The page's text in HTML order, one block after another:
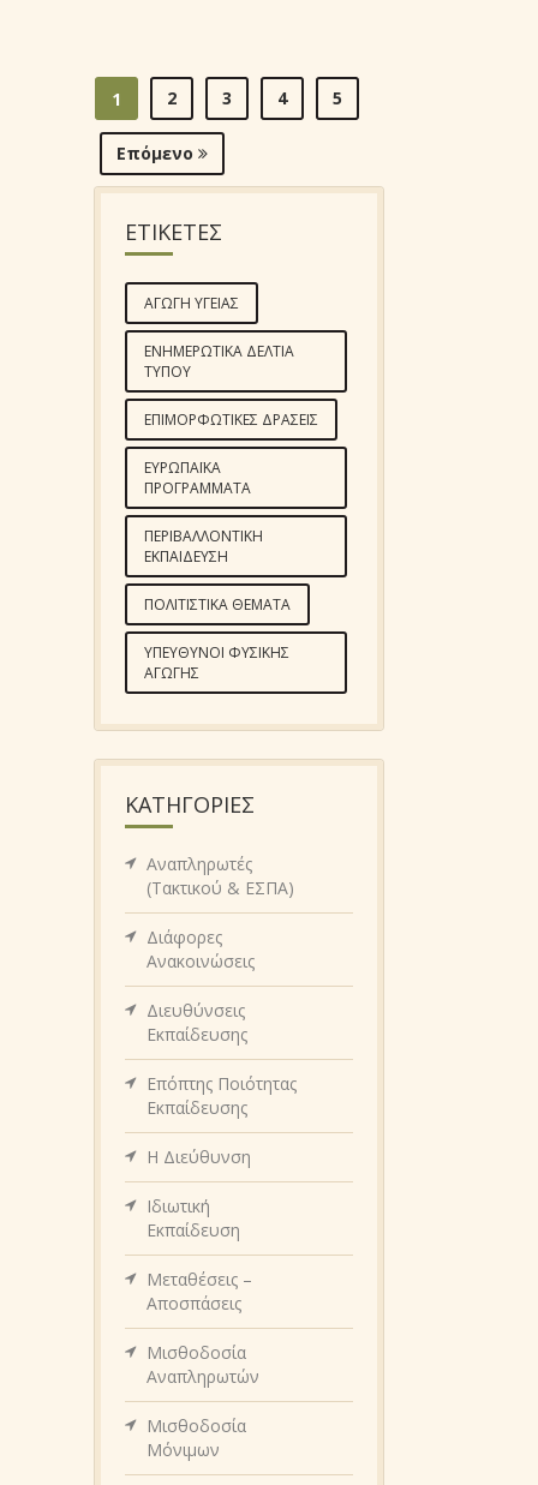
1 2 3 4 5
Επόμενο
ΕΤΙΚΕΤΕΣ
ΑΓΩΓΉ ΥΓΕΊΑΣ
ΕΝΗΜΕΡΩΤΙΚΆ ΔΕΛΤΊΑ
ΤΎΠΟΥ
ΕΠΙΜΟΡΦΩΤΙΚΈΣ ΔΡΆΣΕΙΣ
ΕΥΡΩΠΑΪΚΆ
ΠΡΟΓΡΆΜΜΑΤΑ
ΠΕΡΙΒΑΛΛΟΝΤΙΚΉ
ΕΚΠΑΊΔΕΥΣΗ
ΠΟΛΙΤΙΣΤΙΚΆ ΘΈΜΑΤΑ
ΥΠΕΎΘΥΝΟΙ ΦΥΣΙΚΉΣ
ΑΓΩΓΉΣ
KΑΤΗΓΟΡΊΕΣ
Αναπληρωτές
(Τακτικού & ΕΣΠΑ)
Διάφορες
Ανακοινώσεις
Διευθύνσεις
Εκπαίδευσης
Επόπτης Ποιότητας
Εκπαίδευσης
Η Διεύθυνση
Ιδιωτική
Εκπαίδευση
Μεταθέσεις –
Αποσπάσεις
Μισθοδοσία
Αναπληρωτών
Μισθοδοσία
Μόνιμων